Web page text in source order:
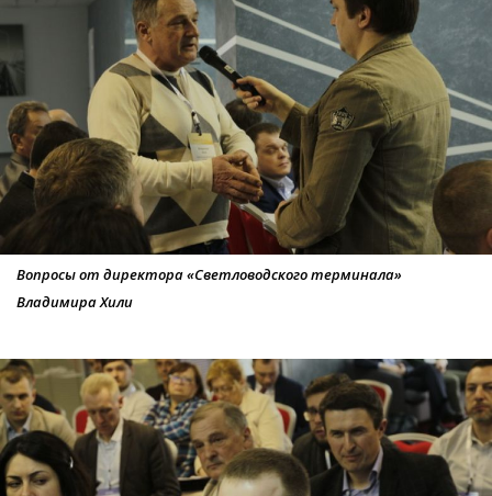
Вопросы от директора «Светловодского терминала»
Владимира Хили